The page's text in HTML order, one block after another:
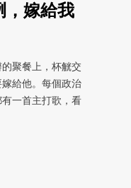
，嫁給我
聚餐上，杯觥交
給他。每個政治
一首主打歌，看